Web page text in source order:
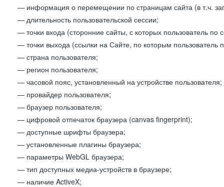
— информация о перемещении по страницам сайта (в т.ч.
— длительность пользовательской сессии;
— точки входа (сторонние сайты, с которых пользователь по
— точки выхода (ссылки на Сайте, по которым пользователь
— страна пользователя;
— регион пользователя;
— часовой пояс, установленный на устройстве пользователя;
— провайдер пользователя;
— браузер пользователя;
— цифровой отпечаток браузера (canvas fingerprint);
— доступные шрифты браузера;
— установленные плагины браузера;
— параметры WebGL браузера;
— тип доступных медиа-устройств в браузере;
— наличие ActiveX;